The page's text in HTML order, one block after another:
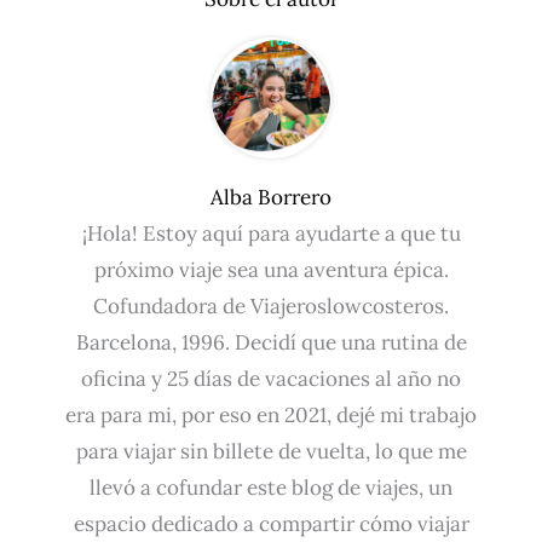
Alba Borrero
¡Hola! Estoy aquí para ayudarte a que tu
próximo viaje sea una aventura épica.
Cofundadora de Viajeroslowcosteros.
Barcelona, 1996. Decidí que una rutina de
oficina y 25 días de vacaciones al año no
era para mi, por eso en 2021, dejé mi trabajo
para viajar sin billete de vuelta, lo que me
llevó a cofundar este blog de viajes, un
espacio dedicado a compartir cómo viajar